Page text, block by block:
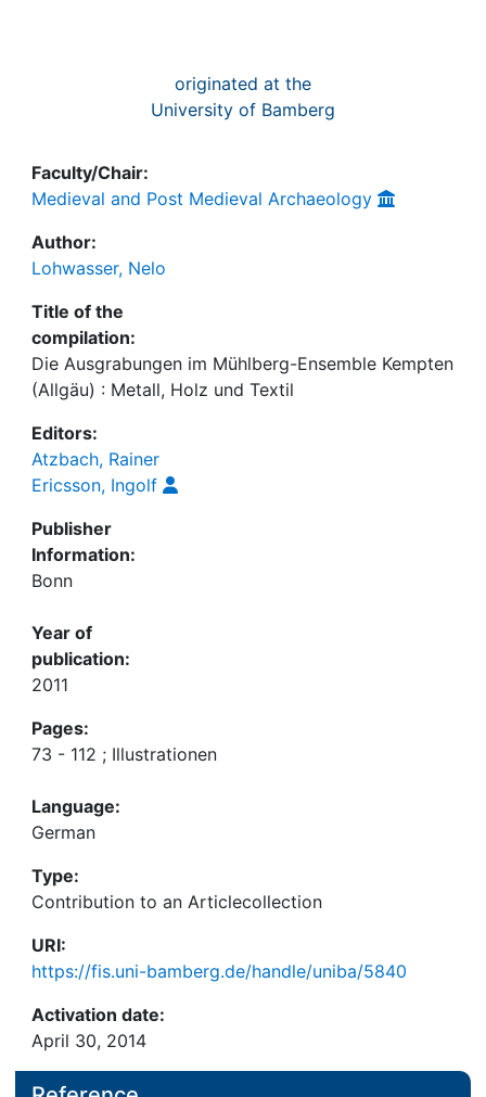
originated at the
University of Bamberg
Faculty/Chair:
Medieval and Post Medieval Archaeology
Author:
Lohwasser, Nelo
Title of the
compilation:
Die Ausgrabungen im Mühlberg-Ensemble Kempten
(Allgäu) : Metall, Holz und Textil
Editors:
Atzbach, Rainer
Ericsson, Ingolf
Publisher
Information:
Bonn
Year of
publication:
2011
Pages:
73 - 112 ; Illustrationen
Language:
German
Type:
Contribution to an Articlecollection
URI:
https://fis.uni-bamberg.de/handle/uniba/5840
Activation date:
April 30, 2014